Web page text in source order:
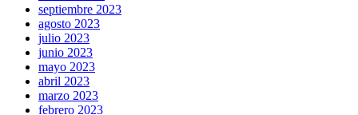
septiembre 2023
agosto 2023
julio 2023
junio 2023
mayo 2023
abril 2023
marzo 2023
febrero 2023